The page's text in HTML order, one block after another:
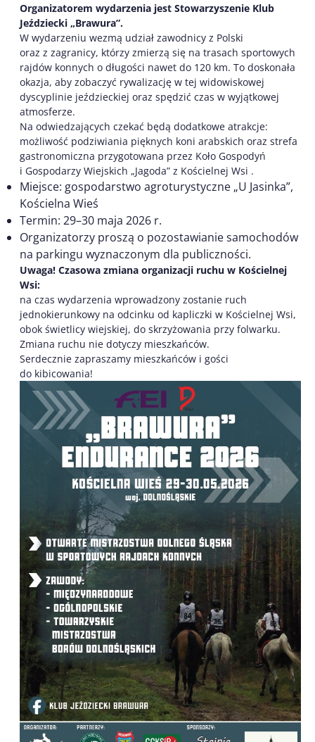
Organizatorem wydarzenia jest Stowarzyszenie Klub
Jeździecki „Brawura”.
W wydarzeniu wezmą udział zawodnicy z Polski
oraz z zagranicy, którzy zmierzą się na trasach sportowych
rajdów konnych o długości nawet do 120 km. To doskonała
okazja, aby zobaczyć rywalizację w tej widowiskowej
dyscyplinie jeździeckiej oraz spędzić czas w wyjątkowej
atmosferze.
Na odwiedzających czekać będą dodatkowe atrakcje:
możliwość podziwiania pięknych koni arabskich oraz strefa
gastronomiczna przygotowana przez Koło Gospodyń
i Gospodarzy Wiejskich „Jagoda” z Kościelnej Wsi .
Miejsce: gospodarstwo agroturystyczne „U Jasinka”,
Kościelna Wieś
Termin: 29–30 maja 2026 r.
Organizatorzy proszą o pozostawianie samochodów
na parkingu wyznaczonym dla publiczności.
Uwaga! Czasowa zmiana organizacji ruchu w Kościelnej
Wsi:
na czas wydarzenia wprowadzony zostanie ruch
jednokierunkowy na odcinku od kapliczki w Kościelnej Wsi,
obok świetlicy wiejskiej, do skrzyżowania przy folwarku.
Zmiana ruchu nie dotyczy mieszkańców.
Serdecznie zapraszamy mieszkańców i gości
do kibicowania!